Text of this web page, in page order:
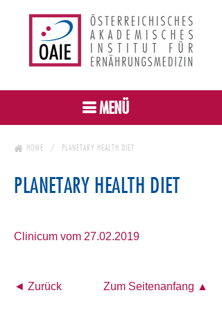
MENÜ
HOME PLANETARY HEALTH DIET
PLANETARY HEALTH DIET
Clinicum vom 27.02.2019
◄ Zurück Zum Seitenanfang ▲